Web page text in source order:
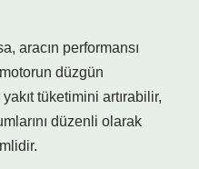
aracın performansı
düzgün
tüketimini artırabilir,
düzenli olarak